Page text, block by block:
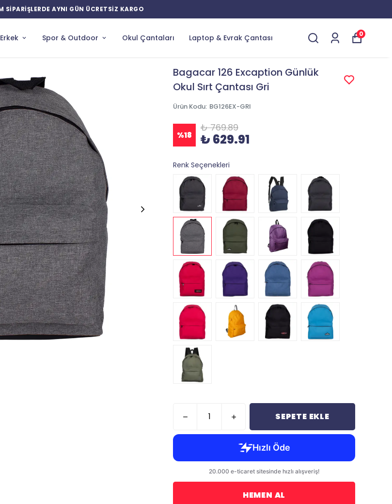
YENİ ÜRÜNLERDE ÖZEL İNDİRİMLER
Erkek Spor & Outdoor Okul Çantaları Laptop & Evrak Çantası 0
Bagacar 126 Excaption Günlük
Okul Sırt Çantası Gri
Ürün Kodu: BG126EX-GRI
%18
₺ 769.89
₺ 629.91
Renk Seçenekleri
SEPETE EKLE
HEMEN AL